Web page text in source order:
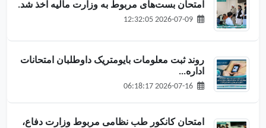
امتحان بست‌های مربوط به وزارت مالیه اخذ شد.
روند ثبت معلومات بایومتریک داوطلبان امتحانات
اداره...
امتحان کانکور طب نظامی مربوط وزارت دفاع،